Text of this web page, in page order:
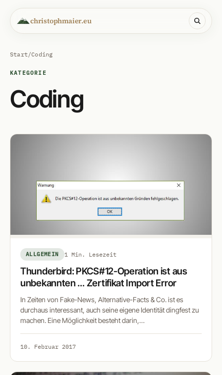
christophmaier.eu
Start/Coding
KATEGORIE
Coding
ALLGEMEIN 1 Min. Lesezeit
Thunderbird: PKCS#12-Operation ist aus
unbekannten … Zertifikat Import Error
In Zeiten von Fake-News, Alternative-Facts & Co. ist es
durchaus interessant, auch seine eigene Identität dingfest zu
machen. Eine Möglichkeit besteht darin,…
10. Februar 2017